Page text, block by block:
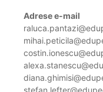
Adrese e-mail